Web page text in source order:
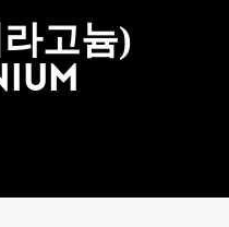
고늄)